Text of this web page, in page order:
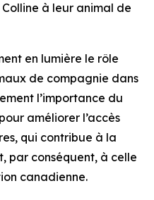
à leur animal de
en lumière le rôle
de compagnie dans
l’importance du
améliorer l’accès
qui contribue à la
par conséquent, à celle
canadienne.